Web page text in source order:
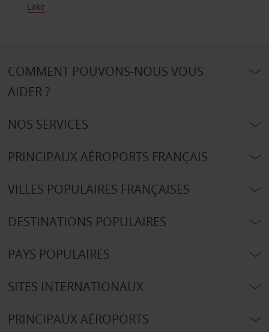
Lake
COMMENT POUVONS-NOUS VOUS
AIDER ?
NOS SERVICES
PRINCIPAUX AÉROPORTS FRANÇAIS
VILLES POPULAIRES FRANÇAISES
DESTINATIONS POPULAIRES
PAYS POPULAIRES
SITES INTERNATIONAUX
PRINCIPAUX AÉROPORTS